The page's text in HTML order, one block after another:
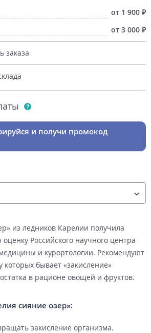
от 1 900
от 3 000
заказа
и получи промокод
из ледников Карелии получила
Российского научного центра
и курортологии. Рекомендуют
бывает «закисление»
в рационе овощей и фруктов.
сияние озер»:
закисление организма.